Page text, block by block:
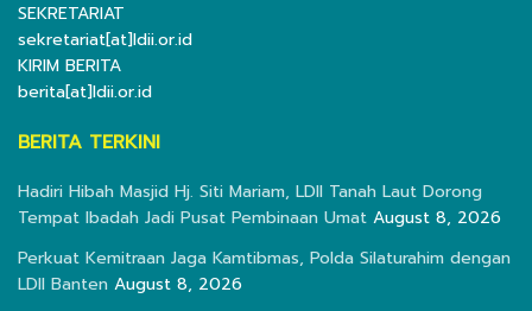
SEKRETARIAT
sekretariat[at]ldii.or.id
KIRIM BERITA
berita[at]ldii.or.id
BERITA TERKINI
Hadiri Hibah Masjid Hj. Siti Mariam, LDII Tanah Laut Dorong
Tempat Ibadah Jadi Pusat Pembinaan Umat August 8, 2026
Perkuat Kemitraan Jaga Kamtibmas, Polda Silaturahim dengan
LDII Banten August 8, 2026